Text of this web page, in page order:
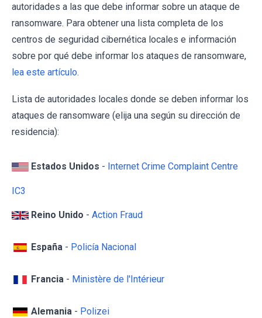
autoridades a las que debe informar sobre un ataque de
ransomware. Para obtener una lista completa de los
centros de seguridad cibernética locales e información
sobre por qué debe informar los ataques de ransomware,
lea este artículo.
Lista de autoridades locales donde se deben informar los
ataques de ransomware (elija una según su dirección de
residencia):
Estados Unidos - Internet Crime Complaint Centre
IC3
Reino Unido - Action Fraud
España - Policía Nacional
Francia - Ministère de l'Intérieur
Alemania - Polizei